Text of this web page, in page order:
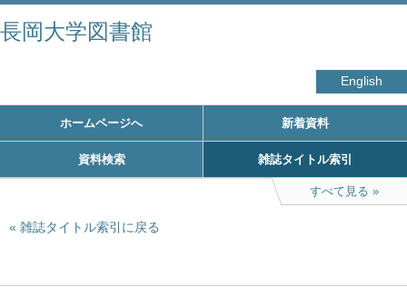
長岡大学図書館
English
ホームページへ 新着資料
資料検索 雑誌タイトル索引
すべて見る
雑誌タイトル索引に戻る